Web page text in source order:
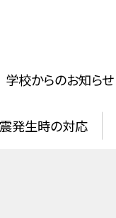
学校からのお知らせ
発生時の対応